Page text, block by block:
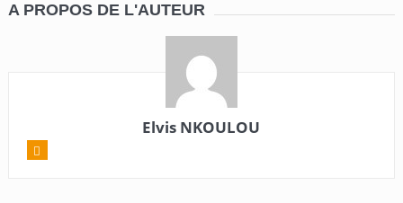
A PROPOS DE L'AUTEUR
Elvis NKOULOU